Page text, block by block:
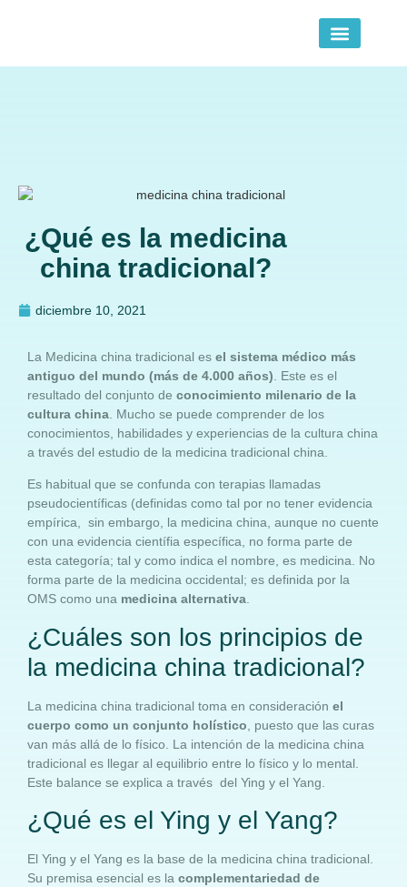
¿Qué es la medicina
china tradicional?
diciembre 10, 2021
La Medicina china tradicional es el sistema médico más
antiguo del mundo (más de 4.000 años) . Este es el
resultado del conjunto de conocimiento milenario de la
cultura china . Mucho se puede comprender de los
conocimientos, habilidades y experiencias de la cultura china
a través del estudio de la medicina tradicional china.
Es habitual que se confunda con terapias llamadas
pseudocientíficas (definidas como tal por no tener evidencia
empírica, sin embargo, la medicina china, aunque no cuente
con una evidencia científia específica, no forma parte de
esta categoría; tal y como indica el nombre, es medicina. No
forma parte de la medicina occidental; es definida por la
OMS como una medicina alternativa
¿Cuáles son los principios de
la medicina china tradicional?
La medicina china tradicional toma en consideración el
cuerpo como un conjunto holístico , puesto que las curas
van más allá de lo físico. La intención de la medicina china
tradicional es llegar al equilibrio entre lo físico y lo mental.
Este balance se explica a través del Ying y el Yang.
¿Qué es el Ying y el Yang?
El Ying y el Yang es la base de la medicina china tradicional.
Su premisa esencial es la complementariedad de